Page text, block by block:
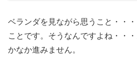
ベランダを見ながら思うこと・・
ことです。そうなんですよね・・
かなか進みません。